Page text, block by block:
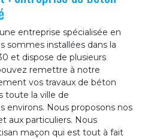
entreprise spécialisée en
sommes installées dans la
et dispose de plusieurs
remettre à notre
vos travaux de béton
toute la ville de
environs. Nous proposons nos
aux particuliers. Nous
maçon qui est tout à fait